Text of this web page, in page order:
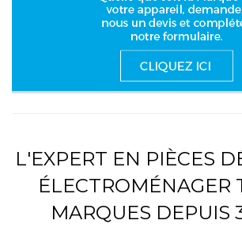
L'EXPERT EN PIÈCES
ÉLECTROMÉNAGER
MARQUES DEPUIS